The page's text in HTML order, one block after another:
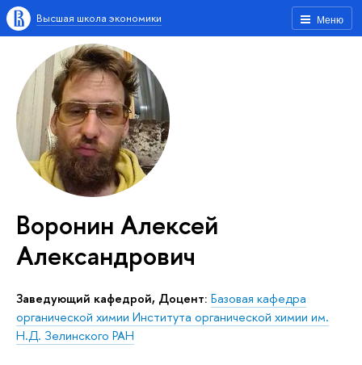
Меню
Высшая школа экономики
Воронин Алексей
Александрович
Заведующий кафедрой, Доцент: Базовая кафедра
органической химии Института органической химии им.
Н.Д. Зелинского РАН